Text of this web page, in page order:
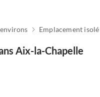
Emplacement isolé
Aix-la-Chapelle